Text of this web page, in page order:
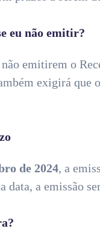
eu não emitir?
emitirem o
exigirá que
de 2024, a
data, a emissão